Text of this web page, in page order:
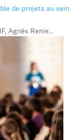
de projets au sein
Agnès Renie...